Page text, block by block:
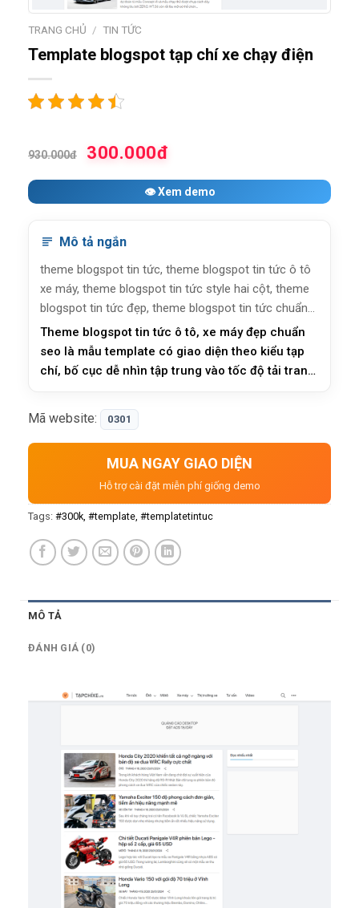
TRANG CHỦ / TIN TỨC
Template blogspot tạp chí xe chạy điện
930.000đ 300.000đ
👁 Xem demo
Mô tả ngắn
theme blogspot tin tức, theme blogspot tin tức ô tô
xe máy, theme blogspot tin tức style hai cột, theme
blogspot tin tức đẹp, theme blogspot tin tức chuẩn
seo, heme blogspot tin tức mobile friendly, theme
blogspot giá rẻ, theme blogspot miễn phí
Theme blogspot tin tức ô tô, xe máy đẹp chuẩn
seo là mẫu template có giao diện theo kiểu tạp
chí, bố cục dễ nhìn tập trung vào tốc độ tải trang
làm trang web tin tức về ô tô, xe máy. Đây là mẫu
mới có giao di…
Mã website: 0301
MUA NGAY GIAO DIỆN
Hỗ trợ cài đặt miễn phí giống demo
Tags: #300k #template #templatetintuc
MÔ TẢ
ĐÁNH GIÁ (0)